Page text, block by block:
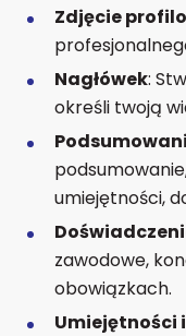
Zdjęcie
Nagłówek:
określi twoją
umiejętności,
zawodowe,
obowiązkach.
Umiejętności